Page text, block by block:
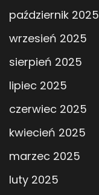
październik 2025
wrzesień 2025
sierpień 2025
lipiec 2025
czerwiec 2025
kwiecień 2025
marzec 2025
luty 2025